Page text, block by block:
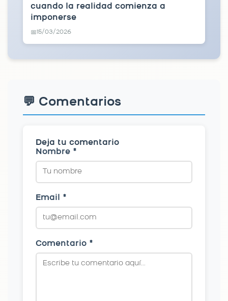
cuando la realidad comienza a
imponerse
📅15/03/2026
💬 Comentarios
Deja tu comentario
Nombre *
Email *
Comentario *